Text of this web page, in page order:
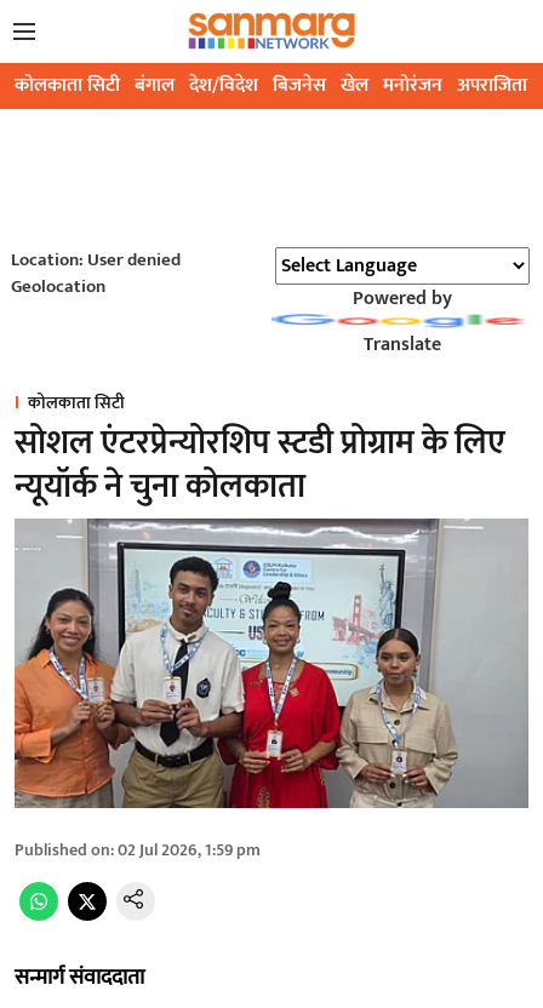
कोलकाता सिटी बंगाल देश/विदेश बिजनेस खेल मनोरंजन अपराजिता
Location: User denied
Geolocation
Powered by
Translate
कोलकाता सिटी
सोशल एंटरप्रेन्योरशिप स्टडी प्रोग्राम के लिए
न्यूयॉर्क ने चुना कोलकाता
Published on:02 Jul 2026, 1:59 pm
सन्मार्ग संवाददाता